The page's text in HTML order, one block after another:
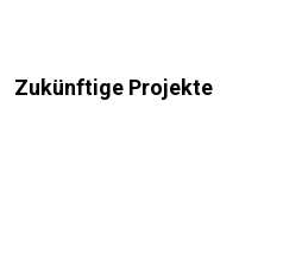
Zukünftige Projekte